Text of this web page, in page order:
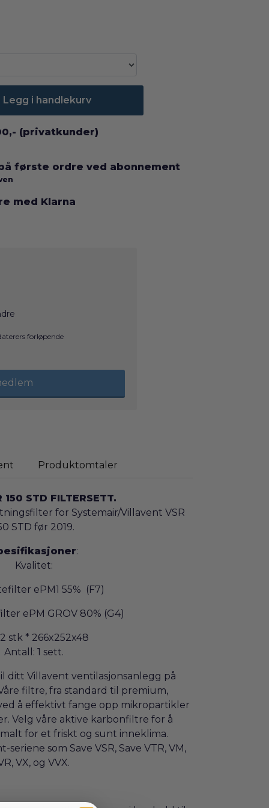
Legg i handlekurv
(privatkunder)
på første ordre ved abonnement
med Klarna
forløpende
Produktomtaler
150 STD FILTERSETT.
for Systemair/Villavent VSR
STD før 2019.
:
Kvalitet:
ePM1 55% (F7)
ePM GROV 80% (G4)
stk * 266x252x48
Antall: 1 sett.
ditt Villavent ventilasjonsanlegg på
filtre, fra standard til premium,
å effektivt fange opp mikropartikler
Velg våre aktive karbonfiltre for å
for et friskt og sunt inneklima.
som Save VSR, Save VTR, VM,
VX, og VVX.